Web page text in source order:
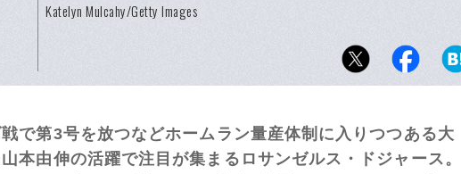
Katelyn Mulcahy/Getty Images
で第3号を放つなどホームラン量産体制に入りつつある大
本由伸の活躍で注目が集まるロサンゼルス・ドジャース。